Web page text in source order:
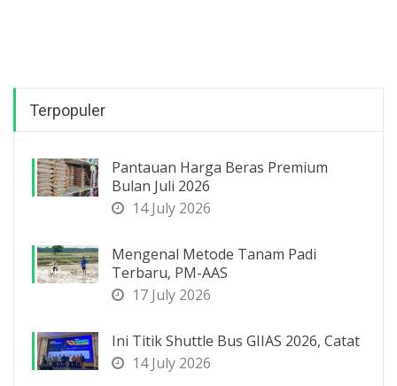
Terpopuler
Pantauan Harga Beras Premium
Bulan Juli 2026
14 July 2026
Mengenal Metode Tanam Padi
Terbaru, PM-AAS
17 July 2026
Ini Titik Shuttle Bus GIIAS 2026, Catat
14 July 2026